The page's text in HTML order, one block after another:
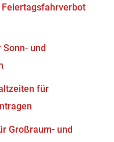
und
für
Großraum- und